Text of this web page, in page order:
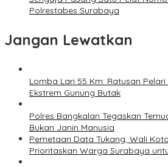
Polrestabes Surabaya
Jangan Lewatkan
Lomba Lari 55 Km: Ratusan
Ekstrem Gunung Butak
Polres Bangkalan Tegaskan
Bukan Janin Manusia
Pemetaan Data Tukang, Wali
Prioritaskan Warga Surabaya